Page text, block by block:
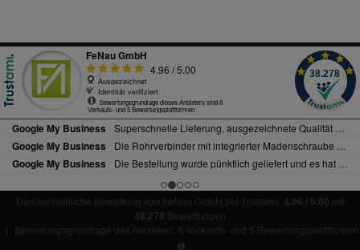
Durchschnittliche Bewertung von FeNau GmbH bei Trustami: 4.96 / 5.00 mit
38.278
Bewertungen
Bewertungsgrundlage des Anbieters: 6 Verkaufs- und 5 Bewertungsplattformen